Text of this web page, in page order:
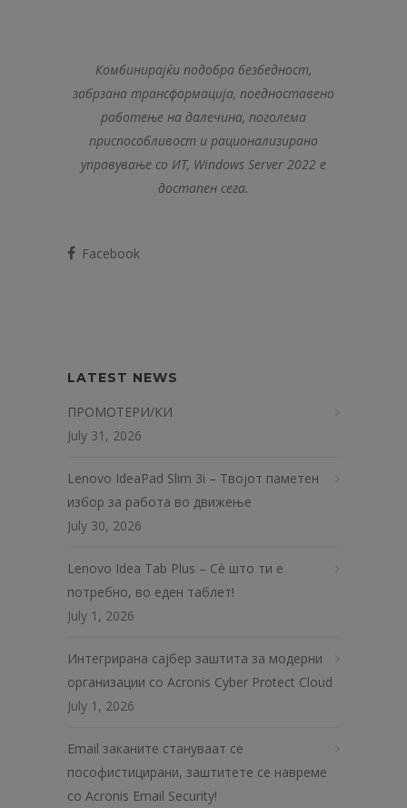
Комбинирајќи подобра безбедност,
забрзана трансформација, поедноставено
работење на далечина, поголема
приспособливост и рационализирано
управување со ИТ, Windows Server 2022 е
достапен сега.
Facebook
LATEST NEWS
ПРОМОТЕРИ/КИ
July 31, 2026
Lenovo IdeaPad Slim 3i – Твојот паметен
избор за работа во движење
July 30, 2026
Lenovo Idea Tab Plus – Сè што ти е
потребно, во еден таблет!
July 1, 2026
Интегрирана сајбер заштита за модерни
организации со Acronis Cyber Protect Cloud
July 1, 2026
Email заканите стануваат се
пософистицирани, заштитете се навреме
со Acronis Email Security!